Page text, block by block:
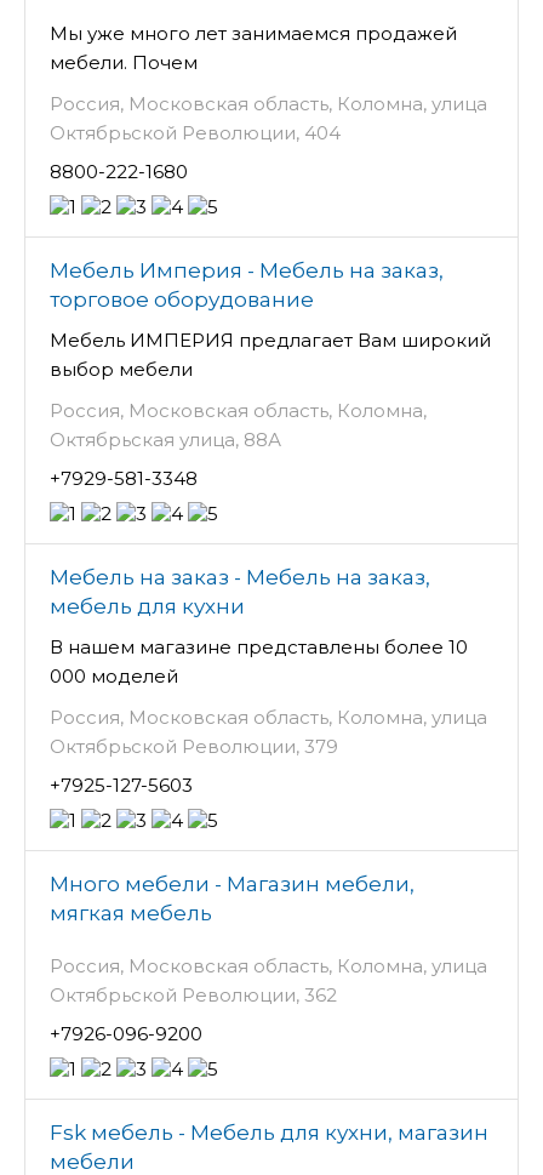
Мы уже много лет занимаемся продажей
мебели. Почем
Россия, Московская область, Коломна, улица
Октябрьской Революции, 404
8800-222-1680
Мебель Империя - Мебель на заказ,
торговое оборудование
Мебель ИМПЕРИЯ предлагает Вам широкий
выбор мебели
Россия, Московская область, Коломна,
Октябрьская улица, 88А
+7929-581-3348
Мебель на заказ - Мебель на заказ,
мебель для кухни
В нашем магазине представлены более 10
000 моделей
Россия, Московская область, Коломна, улица
Октябрьской Революции, 379
+7925-127-5603
Много мебели - Магазин мебели,
мягкая мебель
Россия, Московская область, Коломна, улица
Октябрьской Революции, 362
+7926-096-9200
Fsk мебель - Мебель для кухни, магазин
мебели